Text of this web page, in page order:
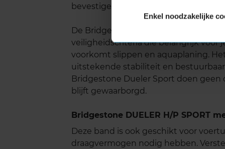
Enkel noodzakelijke
bevestigen dat het geluidsniveau van
De Bridgestone Dueler H/P Sport
veiligheidscriteria die belangrijk voor
voorkomt slippen en aquaplaning.
uitstekende stabiliteit en
Bridgestone Dueler Sport doen geen
blijft gewaarborgd.
Bridgestone DUELER H/P SPORT
Deze band is ook geschikt voor
draagvermogen nodig hebben.